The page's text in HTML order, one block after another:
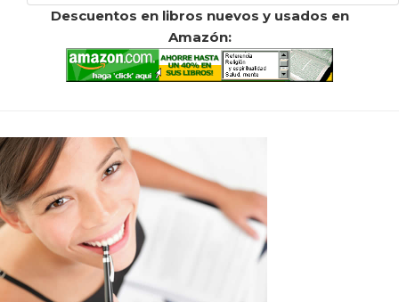
Descuentos en libros nuevos y usados en
Amazón: